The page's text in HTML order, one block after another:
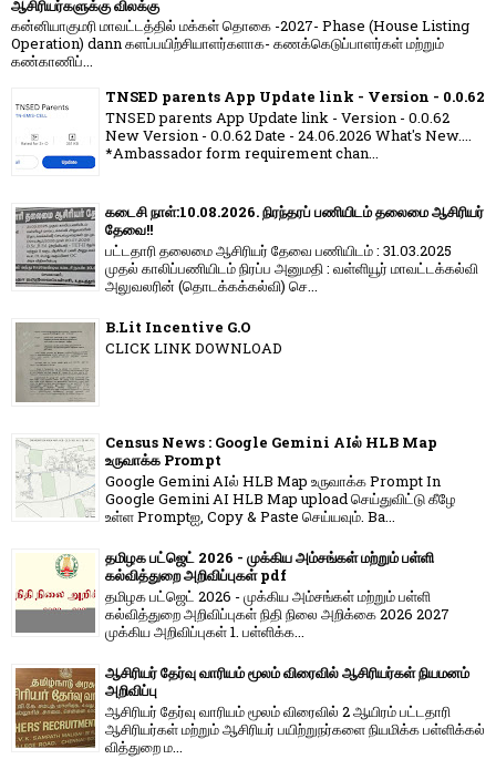
ஆசிரியர்களுக்கு விலக்கு
கன்னியாகுமரி மாவட்டத்தில் மக்கள் தொகை -2027- Phase (House Listing
Operation) dann களப்பயிற்சியாளர்களாக- கணக்கெடுப்பாளர்கள் மற்றும்
கண்காணிப்...
TNSED parents App Update link - Version - 0.0.62
TNSED parents App Update link - Version - 0.0.62
New Version - 0.0.62 Date - 24.06.2026 What's New....
*Ambassador form requirement chan...
கடைசி நாள்:10.08.2026. நிரந்தரப் பணியிடம் தலைமை ஆசிரியர்
தேவை!!
பட்டதாரி தலைமை ஆசிரியர் தேவை பணியிடம் : 31.03.2025
முதல் காலிப்பணியிடம் நிரப்ப அனுமதி : வள்ளியூர் மாவட்டக்கல்வி
அலுவலரின் (தொடக்கக்கல்வி) செ...
B.Lit Incentive G.O
CLICK LINK DOWNLOAD
Census News : Google Gemini AIல் HLB Map
உருவாக்க Prompt
Google Gemini AIல் HLB Map உருவாக்க Prompt In
Google Gemini AI HLB Map upload செய்துவிட்டு கீழே
உள்ள Promptஐ, Copy & Paste செய்யவும். Ba...
தமிழக பட்ஜெட் 2026 - முக்கிய அம்சங்கள் மற்றும் பள்ளி
கல்வித்துறை அறிவிப்புகள் pdf
தமிழக பட்ஜெட் 2026 - முக்கிய அம்சங்கள் மற்றும் பள்ளி
கல்வித்துறை அறிவிப்புகள் நிதி நிலை அறிக்கை 2026 2027
முக்கிய அறிவிப்புகள் 1. பள்ளிக்க...
ஆசிரியர் தேர்வு வாரியம் மூலம் விரைவில் ஆசிரியர்கள் நியமனம்
அறிவிப்பு
ஆசிரியர் தேர்வு வாரி​யம் மூலம் விரை​வில் 2 ஆயிரம் பட்​ட​தாரி
ஆசிரியர்​கள் மற்​றும் ஆசிரியர் பயிற்றுநர்​களை நியமிக்க பள்​ளிக்​கல்​
வித்​துறை ம...